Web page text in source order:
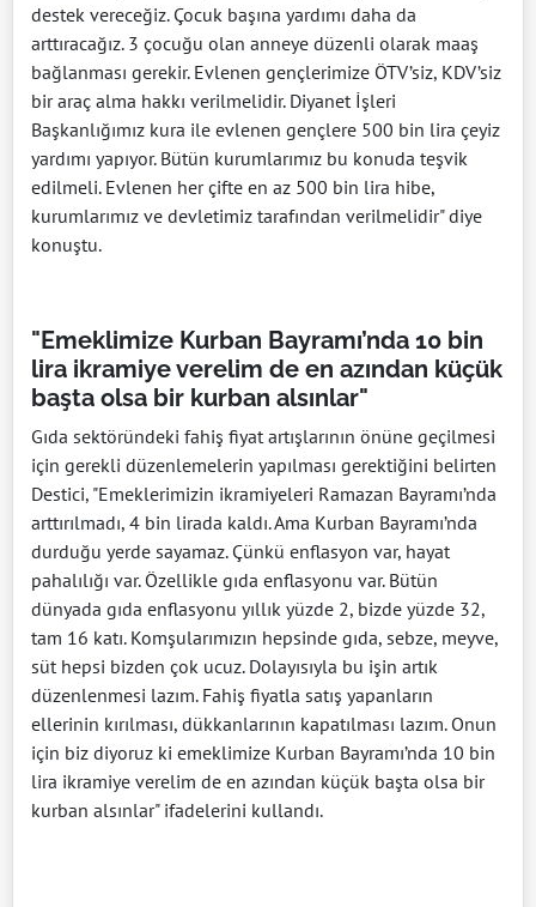
destek vereceğiz. Çocuk başına yardımı daha da
arttıracağız. 3 çocuğu olan anneye düzenli olarak maaş
bağlanması gerekir. Evlenen gençlerimize ÖTV’siz, KDV’siz
bir araç alma hakkı verilmelidir. Diyanet İşleri
Başkanlığımız kura ile evlenen gençlere 500 bin lira çeyiz
yardımı yapıyor. Bütün kurumlarımız bu konuda teşvik
edilmeli. Evlenen her çifte en az 500 bin lira hibe,
kurumlarımız ve devletimiz tarafından verilmelidir" diye
konuştu.
"Emeklimize Kurban Bayramı’nda 10 bin
lira ikramiye verelim de en azından küçük
başta olsa bir kurban alsınlar"
Gıda sektöründeki fahiş fiyat artışlarının önüne geçilmesi
için gerekli düzenlemelerin yapılması gerektiğini belirten
Destici, "Emeklerimizin ikramiyeleri Ramazan Bayramı’nda
arttırılmadı, 4 bin lirada kaldı. Ama Kurban Bayramı’nda
durduğu yerde sayamaz. Çünkü enflasyon var, hayat
pahalılığı var. Özellikle gıda enflasyonu var. Bütün
dünyada gıda enflasyonu yıllık yüzde 2, bizde yüzde 32,
tam 16 katı. Komşularımızın hepsinde gıda, sebze, meyve,
süt hepsi bizden çok ucuz. Dolayısıyla bu işin artık
düzenlenmesi lazım. Fahiş fiyatla satış yapanların
ellerinin kırılması, dükkanlarının kapatılması lazım. Onun
için biz diyoruz ki emeklimize Kurban Bayramı’nda 10 bin
lira ikramiye verelim de en azından küçük başta olsa bir
kurban alsınlar" ifadelerini kullandı.